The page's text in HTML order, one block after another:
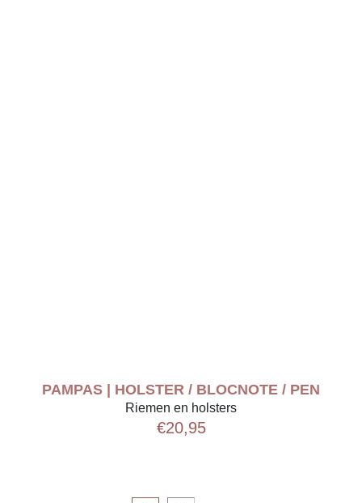
PAMPAS | HOLSTER / BLOCNOTE / PEN
Riemen en holsters
€20,95